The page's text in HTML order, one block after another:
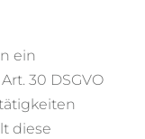
ein
30 DSGVO
diese